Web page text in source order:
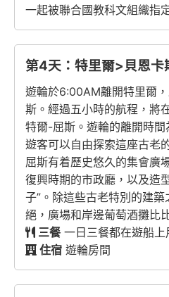
一起被聯合國教科文組織指
第4天：特里爾>貝恩卡
遊輪於6:00AM離開特里爾
斯。經過五小時的航程，將
特爾-屈斯。遊輪的離開時間
遊客可以自由探索這座古老
屈斯有着歷史悠久的集會廣
復興時期的市政廳，以及造
子”。除這些古老特別的建
絕，廣場和岸邊葡萄酒攤比
三餐一日三餐都在遊船上
住宿 遊輪房間